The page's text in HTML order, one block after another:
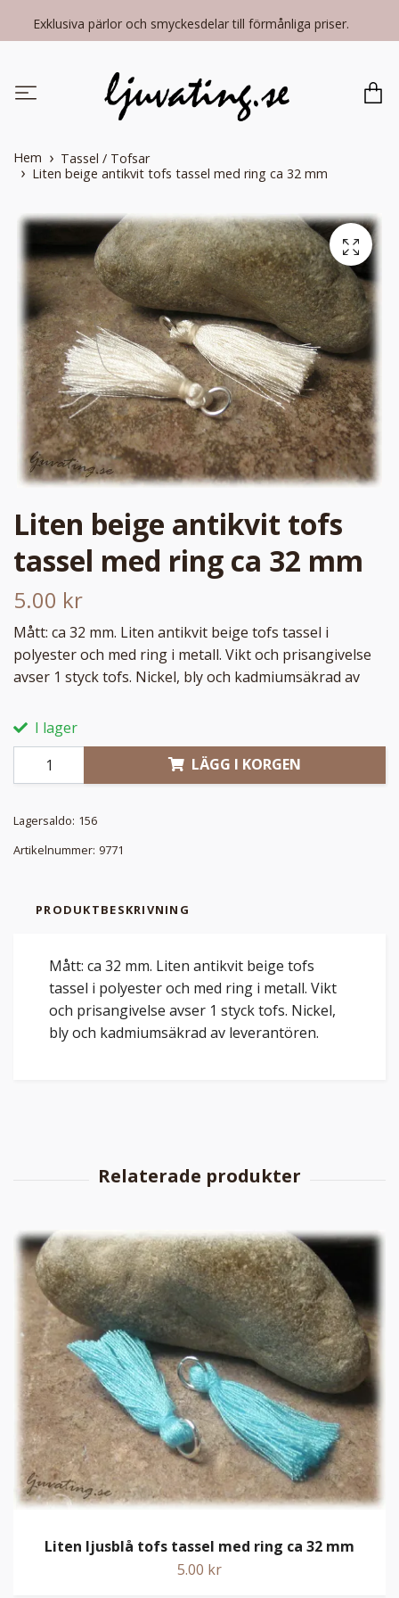
Exklusiva pärlor och smyckesdelar till förmånliga priser.
Hem
Tassel / Tofsar
Liten beige antikvit tofs tassel med ring ca 32 mm
Liten beige antikvit tofs
tassel med ring ca 32 mm
5.00 kr
Mått: ca 32 mm. Liten antikvit beige tofs tassel i
polyester och med ring i metall. Vikt och prisangivelse
avser 1 styck tofs. Nickel, bly och kadmiumsäkrad av
I lager
LÄGG I KORGEN
Lagersaldo: 156
Artikelnummer: 9771
PRODUKTBESKRIVNING
Mått: ca 32 mm. Liten antikvit beige tofs
tassel i polyester och med ring i metall. Vikt
och prisangivelse avser 1 styck tofs. Nickel,
bly och kadmiumsäkrad av leverantören.
Liten ljusblå tofs tassel med ring ca 32 mm
5.00 kr